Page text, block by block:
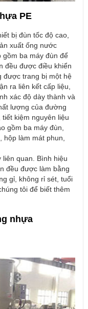
PE
bị đùn tốc độ cao,
xuất ống nước
gồm ba máy đùn để
đều được điều khiển
được trang bị một hệ
ra liên kết cấp liệu,
xác độ dày thành và
lượng của đường
kiệm nguyên liệu
gồm ba máy đùn,
làm mát phun,
liên quan. Bình hiệu
đều được làm bằng
gỉ, không rỉ sét, tuổi
tôi để biết thêm
nhựa